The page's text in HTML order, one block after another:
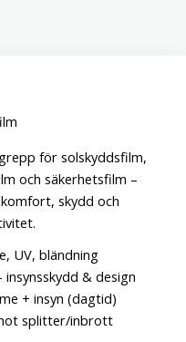
för solskyddsfilm,
och säkerhetsfilm –
skydd och
UV, bländning
& design
+ insyn (dagtid)
splitter/inbrott